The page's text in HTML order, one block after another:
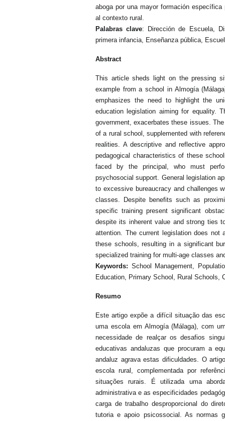
aboga por una mayor formación
al contexto rural.
Palabras clave: Dirección de Escuela,
primera infancia, Enseñanza pública,
Abstract
This article sheds light on the pressing
example from a school in Almogía
emphasizes the need to highlight the
education legislation aiming for equality.
government, exacerbates these issues.
of a rural school, supplemented with
realities. A descriptive and reflective
pedagogical characteristics of these
faced by the principal, who must
psychosocial support. General legislation
to excessive bureaucracy and challenges
classes. Despite benefits such as
specific training present significant
despite its inherent value and strong ties
attention. The current legislation does not
these schools, resulting in a significant
specialized training for multi-age classes
Keywords: School Management,
Education, Primary School, Rural Schools,
Resumo
Este artigo expõe a difícil situação das
uma escola em Almogía (Málaga), com
necessidade de realçar os desafios
educativas andaluzas que procuram a
andaluz agrava estas dificuldades. O
escola rural, complementada por
situações rurais. É utilizada uma
administrativa e as especificidades
carga de trabalho desproporcional do
tutoria e apoio psicossocial. As normas